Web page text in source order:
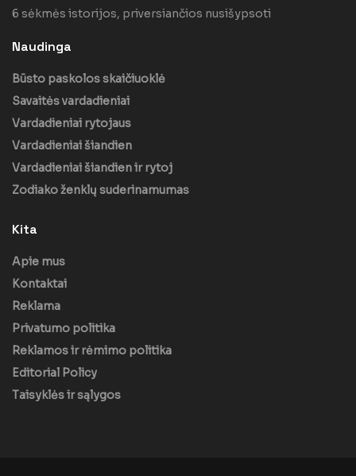
6 sėkmės istorijos, priversiančios nusišypsoti
Naudinga
Būsto paskolos skaičiuoklė
Savaitės vardadieniai
Vardadieniai rytojaus
Vardadieniai šiandien
Vardadieniai šiandien ir rytoj
Zodiako ženklų suderinamumas
Kita
Apie mus
Kontaktai
Reklama
Privatumo politika
Reklamos ir rėmimo politika
Editorial Policy
Taisyklės ir sąlygos